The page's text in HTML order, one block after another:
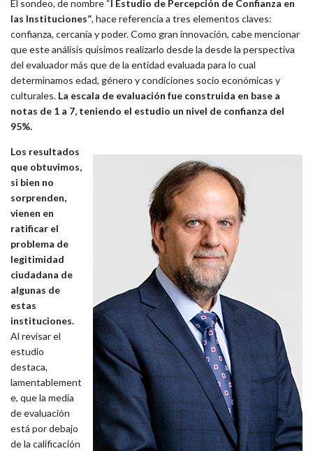
El sondeo, de nombre “I Estudio de Percepción de Confianza en
las Instituciones”, hace referencia a tres elementos claves:
confianza, cercanía y poder. Como gran innovación, cabe mencionar
que este análisis quisimos realizarlo desde la desde la perspectiva
del evaluador más que de la entidad evaluada para lo cual
determinamos edad, género y condiciones socio económicas y
culturales. La escala de evaluación fue construida en base a
notas de 1 a 7, teniendo el estudio un nivel de confianza del
95%.
Los resultados
que obtuvimos,
si bien no
sorprenden,
vienen en
ratificar el
problema de
legitimidad
ciudadana de
algunas de
estas
instituciones.
Al revisar el
estudio
destaca,
lamentablement
e, que la media
de evaluación
está por debajo
de la calificación